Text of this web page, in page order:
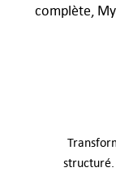
complète,